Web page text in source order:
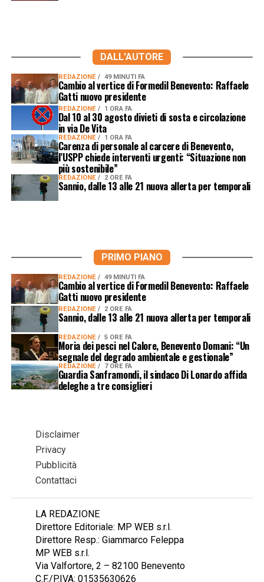
DALL'AUTORE
REDAZIONE 49 MINUTI FA
Cambio al vertice di Formedil Benevento: Raffaele
Gatti nuovo presidente
REDAZIONE 1 ORA FA
Dal 10 al 30 agosto divieti di sosta e circolazione
in via De Vita
REDAZIONE 1 ORA FA
Carenza di personale al carcere di Benevento,
l’USPP chiede interventi urgenti: “Situazione non
più sostenibile”
REDAZIONE 2 ORE FA
Sannio, dalle 13 alle 21 nuova allerta per temporali
PRIMO PIANO
REDAZIONE 49 MINUTI FA
Cambio al vertice di Formedil Benevento: Raffaele
Gatti nuovo presidente
REDAZIONE 2 ORE FA
Sannio, dalle 13 alle 21 nuova allerta per temporali
REDAZIONE 5 ORE FA
Moria dei pesci nel Calore, Benevento Domani: “Un
segnale del degrado ambientale e gestionale”
REDAZIONE 7 ORE FA
Guardia Sanframondi, il sindaco Di Lonardo affida
deleghe a tre consiglieri
Disclaimer
Privacy
Pubblicità
Contattaci
LA REDAZIONE
Direttore Editoriale: MP WEB s.r.l.
Direttore Resp.: Giammarco Feleppa
MP WEB s.r.l.
Via Valfortore, 2 – 82100 Benevento
C.F./P.IVA: 01535630626